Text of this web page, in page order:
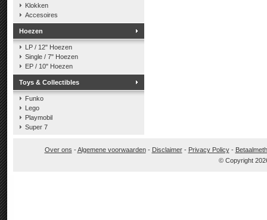
Klokken
Accesoires
Hoezen
LP / 12" Hoezen
Single / 7" Hoezen
EP / 10" Hoezen
Toys & Collectibles
Funko
Lego
Playmobil
Super 7
Over ons -Algemene voorwaarden- Disclaimer- Privacy Policy-
© Copyright